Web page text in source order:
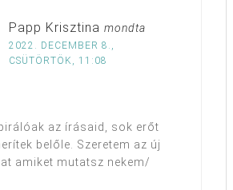
Papp Krisztina mondta
2022. DECEMBER 8.,
CSÜTÖRTÖK, 11:08
az írásaid, sok erőt
belőle. Szeretem az új
amiket mutatsz nekem/